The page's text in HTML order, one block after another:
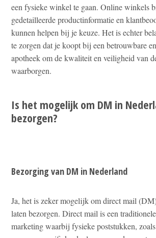
een fysieke winkel te gaan. Online winkels
gedetailleerde productinformatie en
kunnen helpen bij je keuze. Het is echter
te zorgen dat je koopt bij een betrouwbare
apotheek om de kwaliteit en veiligheid van
waarborgen.
Is het mogelijk om DM in
bezorgen?
Bezorging van DM in Nederland
Ja, het is zeker mogelijk om direct mail
laten bezorgen. Direct mail is een
marketing waarbij fysieke poststukken,